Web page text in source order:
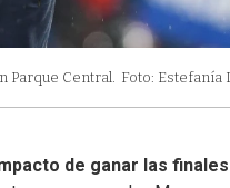
Parque Central. Foto: Estefanía
de ganar las